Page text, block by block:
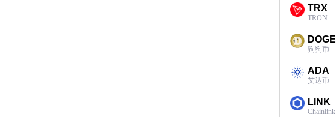
TRX
TRON
DOGE
狗狗币
ADA
艾达币
LINK
Chainlink